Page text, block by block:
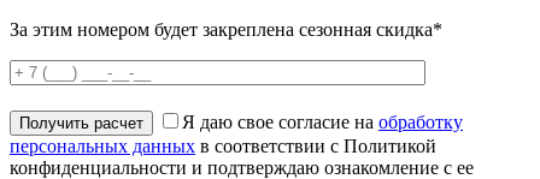
За этим номером будет закреплена сезонная скидка*
Я даю свое согласие на обработку
персональных данных в соответствии с Политикой
конфиденциальности и подтверждаю ознакомление с ее